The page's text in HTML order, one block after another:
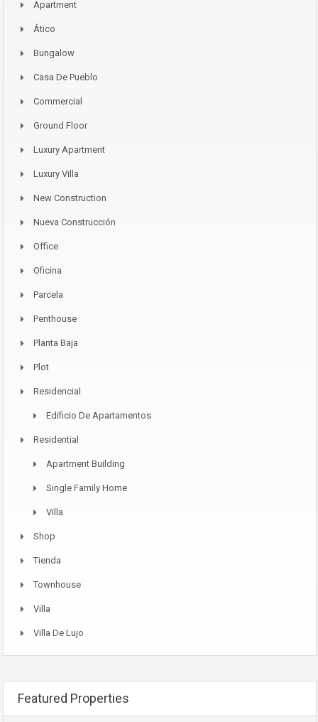
Apartment
Ático
Bungalow
Casa De Pueblo
Commercial
Ground Floor
Luxury Apartment
Luxury Villa
New Construction
Nueva Construcción
Office
Oficina
Parcela
Penthouse
Planta Baja
Plot
Residencial
Edificio De Apartamentos
Residential
Apartment Building
Single Family Home
Villa
Shop
Tienda
Townhouse
Villa
Villa De Lujo
Featured Properties